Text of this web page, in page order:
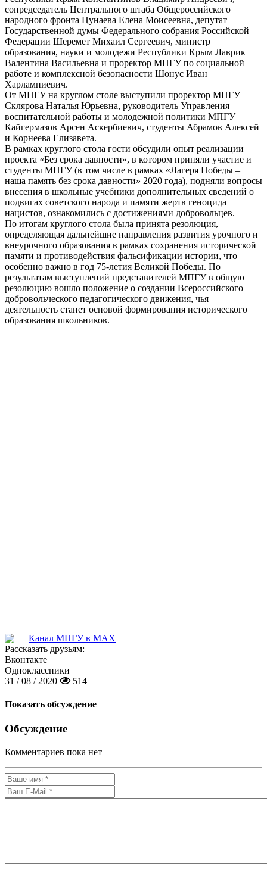
сопредседатель Центрального штаба Общероссийского
народного фронта Цунаева Елена Моисеевна, депутат
Государственной думы Федерального собрания Российской
Федерации Шеремет Михаил Сергеевич, министр
образования, науки и молодежи Республики Крым Лаврик
Валентина Васильевна и проректор МПГУ по социальной
работе и комплексной безопасности Шонус Иван
Харлампиевич.
От МПГУ на круглом столе выступили проректор МПГУ
Склярова Наталья Юрьевна, руководитель Управления
воспитательной работы и молодежной политики МПГУ
Кайгермазов Арсен Аскербиевич, студенты Абрамов Алексей
и Корнеева Елизавета.
В рамках круглого стола гости обсудили опыт реализации
проекта «Без срока давности», в котором приняли участие и
студенты МПГУ (в том числе в рамках «Лагеря Победы –
наша память без срока давности» 2020 года), подняли вопросы
внесения в школьные учебники дополнительных сведений о
подвигах советского народа и памяти жертв геноцида
нацистов, ознакомились с достижениями добровольцев.
По итогам круглого стола была принята резолюция,
определяющая дальнейшие направления развития урочного и
внеурочного образования в рамках сохранения исторической
памяти и противодействия фальсификации истории, что
особенно важно в год 75-летия Великой Победы. По
результатам выступлений представителей МПГУ в общую
резолюцию вошло положение о создании Всероссийского
добровольческого педагогического движения, чья
деятельность станет основой формирования исторического
образования школьников.
Канал МПГУ в MAX
Рассказать друзьям:
Вконтакте
Одноклассники
31 / 08 / 2020
514
Показать обсуждение
Обсуждение
Комментариев пока нет